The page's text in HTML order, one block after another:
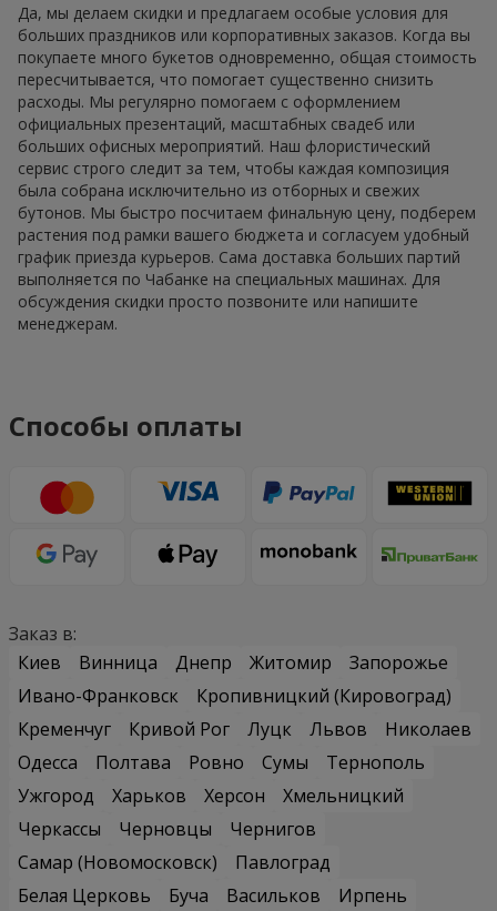
Да, мы делаем скидки и предлагаем особые условия для
больших праздников или корпоративных заказов. Когда вы
покупаете много букетов одновременно, общая стоимость
пересчитывается, что помогает существенно снизить
расходы. Мы регулярно помогаем с оформлением
официальных презентаций, масштабных свадеб или
больших офисных мероприятий. Наш флористический
сервис строго следит за тем, чтобы каждая композиция
была собрана исключительно из отборных и свежих
бутонов. Мы быстро посчитаем финальную цену, подберем
растения под рамки вашего бюджета и согласуем удобный
график приезда курьеров. Сама доставка больших партий
выполняется по Чабанке на специальных машинах. Для
обсуждения скидки просто позвоните или напишите
менеджерам.
Способы оплаты
Заказ в:
Киев
Винница Днепр Житомир
Запорожье
Ивано-Франковск
Кропивницкий (Кировоград)
Кременчуг
Кривой Рог Луцк Львов
Николаев
Одесса
Полтава Ровно Сумы
Тернополь
Ужгород
Харьков Херсон
Хмельницкий
Черкассы
Черновцы
Чернигов
Самар (Новомосковск)
Павлоград
Белая Церковь
Буча Васильков
Ирпень